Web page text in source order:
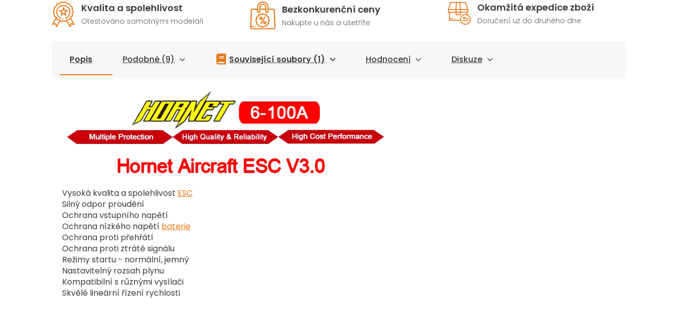
Kvalita a spolehlivost
Otestováno samotnými modeláři
Bezkonkurenční ceny
Nakupte u nás a ušetříte
Okamžitá expedice zboží
Doručení už do druhého dne
Popis Podobné (9) Související soubory (1) Hodnocení Diskuze
Vysoká kvalita a spolehlivost ESC
Silný odpor proudění
Ochrana vstupního napětí
Ochrana nízkého napětí baterie
Ochrana proti přehřátí
Ochrana proti ztrátě signálu
Režimy startu - normální, jemný
Nastavitelný rozsah plynu
Kompatibilní s různými vysílači
Skvělé lineární řízení rychlosti